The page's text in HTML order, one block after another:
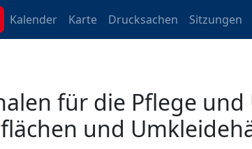
Kalender Karte Drucksachen Sitzungen
für die Pflege
und